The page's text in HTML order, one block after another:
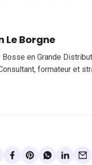
Le Borgne
Bosse en Grande
formateur et